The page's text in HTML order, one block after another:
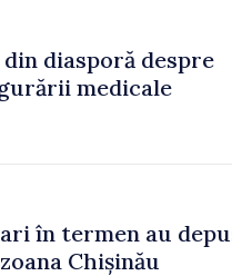
diasporă despre
medicale
în termen au
Chișinău